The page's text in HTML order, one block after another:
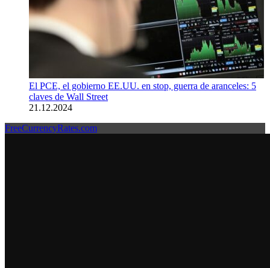
El PCE, el gobierno EE.UU. en stop, guerra de aranceles: 5
claves de Wall Street
21.12.2024
FreeCurrencyRates.com